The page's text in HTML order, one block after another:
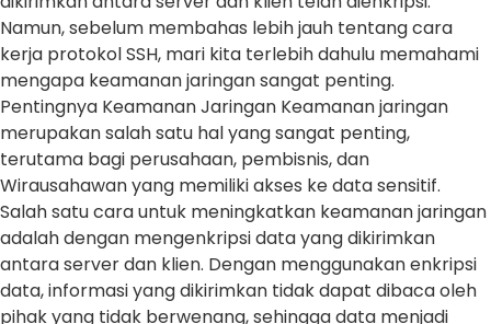
Namun, sebelum membahas lebih jauh tentang cara
kerja protokol SSH, mari kita terlebih dahulu memahami
mengapa keamanan jaringan sangat penting.
Pentingnya Keamanan Jaringan Keamanan jaringan
merupakan salah satu hal yang sangat penting,
terutama bagi perusahaan, pembisnis, dan
Wirausahawan yang memiliki akses ke data sensitif.
Salah satu cara untuk meningkatkan keamanan jaringan
adalah dengan mengenkripsi data yang dikirimkan
antara server dan klien. Dengan menggunakan enkripsi
data, informasi yang dikirimkan tidak dapat dibaca oleh
pihak yang tidak berwenang, sehingga data menjadi